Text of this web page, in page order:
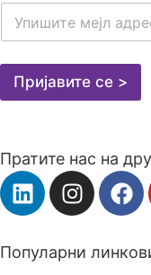
E
M
A
L
E
S
A
*
Пријавите се >
Пратите нас на
Популарни